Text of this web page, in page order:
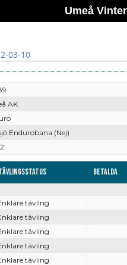
Umeå
03-10
AK
Endurobana (Nej)
Tävlingsstatus Betalda
tävling
tävling
tävling
tävling
tävling